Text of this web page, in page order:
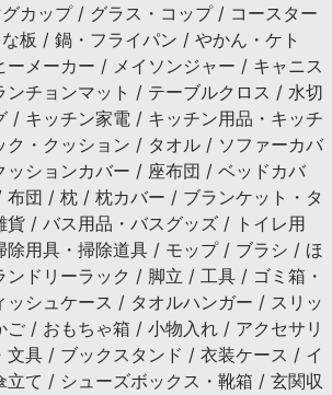
カップ / グラス・コップ / コースター
板 / 鍋・フライパン / やかん・ケト
ーメーカー / メイソンジャー / キャニス
チョンマット / テーブルクロス / 水切
/ キッチン家電 / キッチン用品・キッチ
ク・クッション / タオル / ソファーカバ
ションカバー / 座布団 / ベッドカバ
布団 / 枕 / 枕カバー / ブランケット・タ
貨 / バス用品・バスグッズ / トイレ用
除用具・掃除道具 / モップ / ブラシ / ほ
ドリーラック / 脚立 / 工具 / ゴミ箱・
シュケース / タオルハンガー / スリッ
/ おもちゃ箱 / 小物入れ / アクセサリ
文具 / ブックスタンド / 衣装ケース / イ
立て / シューズボックス・靴箱 / 玄関収